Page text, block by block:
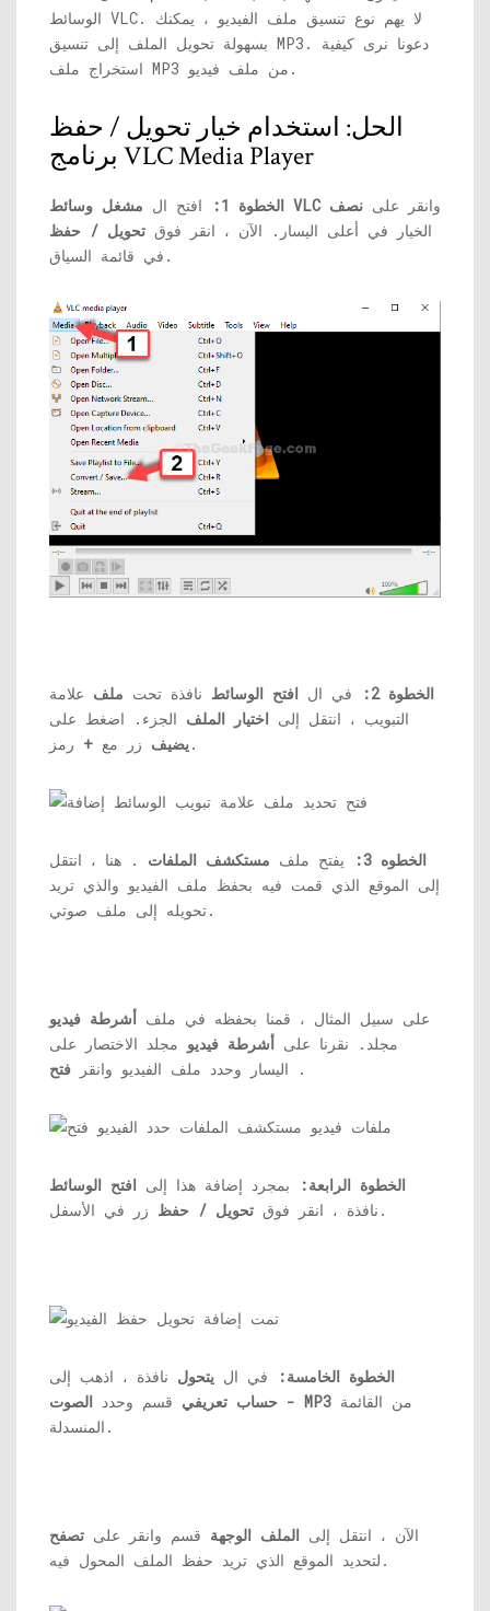
الوسائط VLC. لا يهم نوع تنسيق ملف الفيديو ، يمكنك
بسهولة تحويل الملف إلى تنسيق MP3. دعونا نرى كيفية
استخراج ملف MP3 من ملف فيديو.
الحل: استخدام خيار تحويل / حفظ
برنامج VLC Media Player
الخطوة 1: افتح ال مشغل وسائط VLC وانقر على نصف
الخيار في أعلى اليسار. الآن ، انقر فوق تحويل / حفظ
في قائمة السياق.
الخطوة 2: في ال افتح الوسائط نافذة تحت ملف علامة
التبويب ، انتقل إلى اختيار الملف الجزء. اضغط على
يضيف زر مع + رمز.
الخطوه 3: يفتح ملف مستكشف الملفات . هنا ، انتقل
إلى الموقع الذي قمت فيه بحفظ ملف الفيديو والذي تريد
تحويله إلى ملف صوتي.
على سبيل المثال ، قمنا بحفظه في ملف أشرطة فيديو
مجلد. نقرنا على أشرطة فيديو مجلد الاختصار على
اليسار وحدد ملف الفيديو وانقر فتح .
الخطوة الرابعة: بمجرد إضافة هذا إلى افتح الوسائط
نافذة ، انقر فوق تحويل / حفظ زر في الأسفل.
الخطوة الخامسة: في ال يتحول نافذة ، اذهب إلى
حساب تعريفي قسم وحدد الصوت - MP3
المنسدلة.
الآن ، انتقل إلى الملف الوجهة قسم وانقر على تصفح
لتحديد الموقع الذي تريد حفظ الملف المحول فيه.